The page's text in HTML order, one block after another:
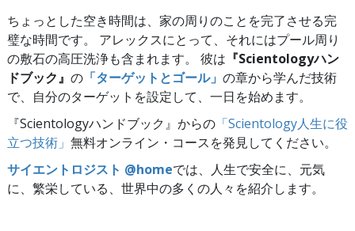
ちょっとした空き時間は、家の周りのことを完了させる完
璧な時間です。 アレックスにとって、それにはプール周り
の敷石の高圧洗浄も含まれます。 彼は 『Scientologyハン
ドブック』 の 「ターゲットとゴール」 の章から学んだ技術
で、自分のターゲットを設定して、一日を始めます。
『Scientologyハンドブック』からの 「Scientology人生に役
立つ技術」 無料オンライン・コースを発見してください。
サイエントロジスト @homeでは、人生で安全に、元気
に、繁栄している、世界中の多くの人々を紹介します。